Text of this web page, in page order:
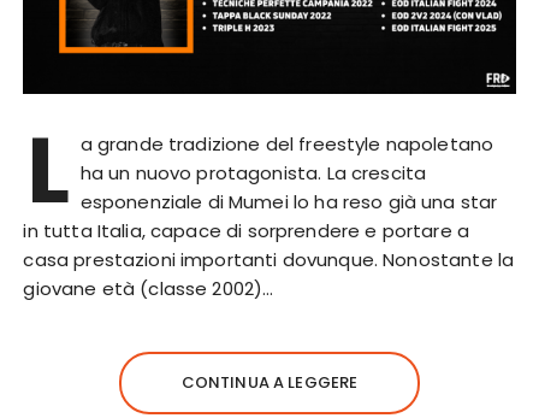
L a grande tradizione del freestyle napoletano
ha un nuovo protagonista. La crescita
esponenziale di Mumei lo ha reso già una star
in tutta Italia, capace di sorprendere e portare a
casa prestazioni importanti dovunque. Nonostante la
giovane età (classe 2002)…
CONTINUA A LEGGERE